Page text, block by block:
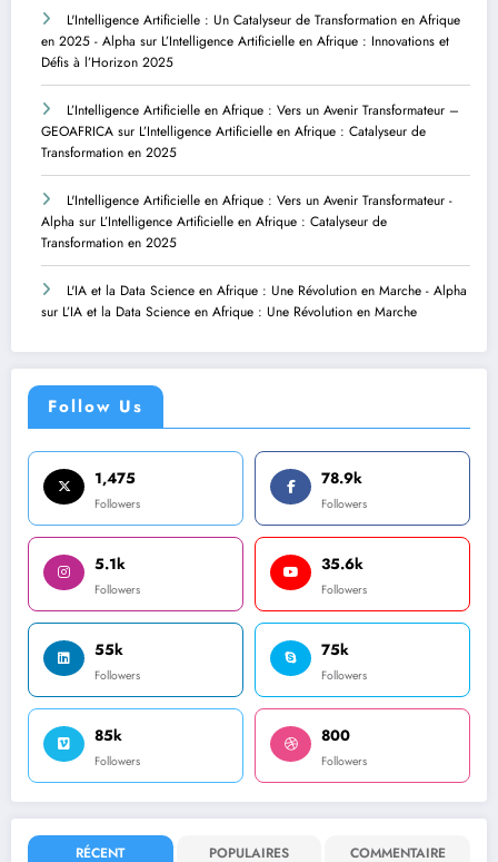
L'Intelligence Artificielle : Un Catalyseur de Transformation en Afrique
en 2025 - Alpha sur L’Intelligence Artificielle en Afrique : Innovations et
Défis à l’Horizon 2025
L’Intelligence Artificielle en Afrique : Vers un Avenir Transformateur –
GEOAFRICA sur L’Intelligence Artificielle en Afrique : Catalyseur de
Transformation en 2025
L'Intelligence Artificielle en Afrique : Vers un Avenir Transformateur -
Alpha sur L’Intelligence Artificielle en Afrique : Catalyseur de
Transformation en 2025
L'IA et la Data Science en Afrique : Une Révolution en Marche - Alpha
sur L’IA et la Data Science en Afrique : Une Révolution en Marche
Follow Us
1,475
Followers
78.9k
Followers
5.1k
Followers
35.6k
Followers
55k
Followers
75k
Followers
85k
Followers
800
Followers
RÉCENT POPULAIRES COMMENTAIRE